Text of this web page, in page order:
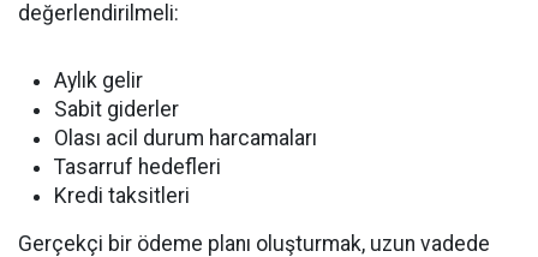
değerlendirilmeli:
Aylık gelir
Sabit giderler
Olası acil durum harcamaları
Tasarruf hedefleri
Kredi taksitleri
Gerçekçi bir ödeme planı oluşturmak, uzun vadede